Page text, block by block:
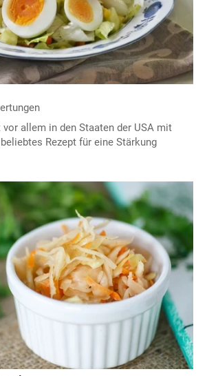
allem in den Staaten der USA mit
Rezept für eine Stärkung